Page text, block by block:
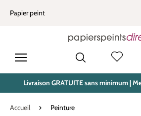
principal
Papier peint
Livraison GRATUITE sans minimum |
Accueil Peinture